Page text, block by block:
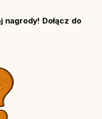
Dołącz do